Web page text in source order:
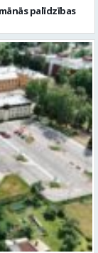
palīdzības